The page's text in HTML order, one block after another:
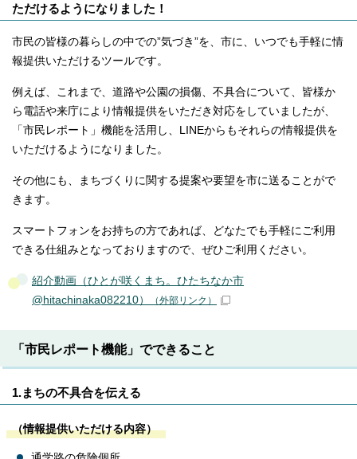
ただけるようになりました！
市民の皆様の暮らしの中での”気づき”を、市に、いつでも手軽に情
報提供いただけるツールです。
例えば、これまで、道路や公園の損傷、不具合について、皆様か
ら電話や来庁により情報提供をいただき対応をしていましたが、
「市民レポート」機能を活用し、LINEからもそれらの情報提供を
いただけるようになりました。
その他にも、まちづくりに関する提案や要望を市に送ることがで
きます。
スマートフォンをお持ちの方であれば、どなたでも手軽にご利用
できる仕組みとなっておりますので、ぜひご利用ください。
紹介動画（ひとが咲くまち。ひたちなか市
@hitachinaka082210）
（外部リンク）
「市民レポート機能」でできること
1.まちの不具合を伝える
（情報提供いただける内容）